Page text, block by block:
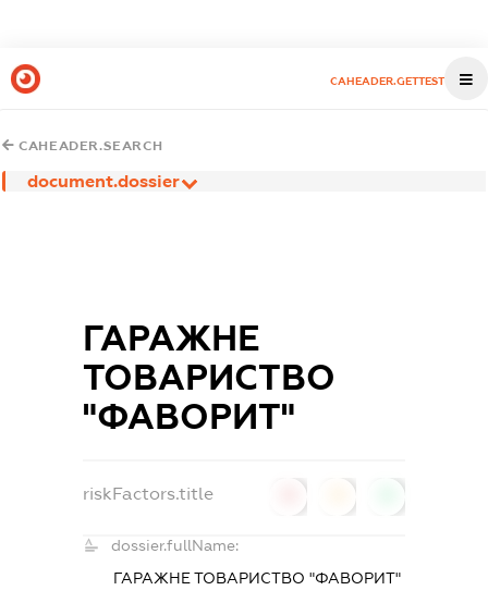
CAHEADER.GETTEST
CAHEADER.SEARCH
document.dossier
ГАРАЖНЕ
ТОВАРИСТВО
"ФАВОРИТ"
riskFactors.title
dossier.fullName:
ГАРАЖНЕ ТОВАРИСТВО "ФАВОРИТ"